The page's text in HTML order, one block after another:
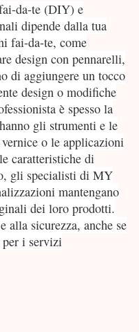
da-te (DIY) e
dipende dalla tua
fai-da-te, come
design con pennarelli,
di aggiungere un tocco
design o modifiche
è spesso la
gli strumenti e le
o le applicazioni
caratteristiche di
gli specialisti di MY
mantengano
dei loro prodotti.
alla sicurezza, anche se
per i servizi